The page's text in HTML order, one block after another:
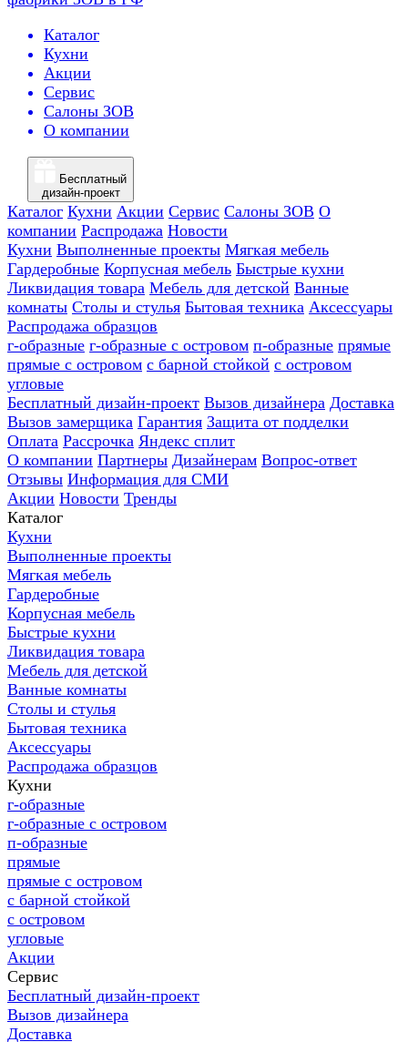
Каталог
Кухни
Акции
Сервис
Салоны ЗОВ
О компании
Бесплатный
дизайн-проект
Каталог Кухни Акции Сервис Салоны ЗОВ О
компании Распродажа Новости
Кухни Выполненные проекты Мягкая мебель
Гардеробные Корпусная мебель Быстрые кухни
Ликвидация товара Мебель для детской Ванные
комнаты Столы и стулья Бытовая техника Аксессуары
Распродажа образцов
г-образные г-образные с островом п-образные прямые
прямые с островом с барной стойкой с островом
угловые
Бесплатный дизайн-проект Вызов дизайнера Доставка
Вызов замерщика Гарантия Защита от подделки
Оплата Рассрочка Яндекс сплит
О компании Партнеры Дизайнерам Вопрос-ответ
Отзывы Информация для СМИ
Акции Новости Тренды
Каталог
Кухни
Выполненные проекты
Мягкая мебель
Гардеробные
Корпусная мебель
Быстрые кухни
Ликвидация товара
Мебель для детской
Ванные комнаты
Столы и стулья
Бытовая техника
Аксессуары
Распродажа образцов
Кухни
г-образные
г-образные с островом
п-образные
прямые
прямые с островом
с барной стойкой
с островом
угловые
Акции
Сервис
Бесплатный дизайн-проект
Вызов дизайнера
Доставка